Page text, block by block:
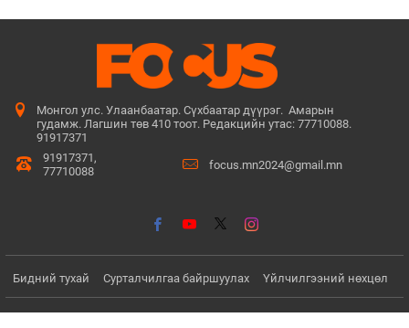
Монгол улс. Улаанбаатар. Сүхбаатар дүүрэг. Амарын
гудамж. Лагшин төв 410 тоот. Редакцийн утас: 77710088.
91917371
91917371,
77710088
focus.mn2024@gmail.mn
Бидний тухай Сурталчилгаа байршуулах Үйлчилгээний нөхцөл